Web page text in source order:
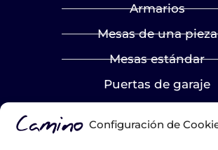
Configuración de
Armarios
Mesas de una pieza
Mesas estándar
Puertas de garaje
LA EMPRESA